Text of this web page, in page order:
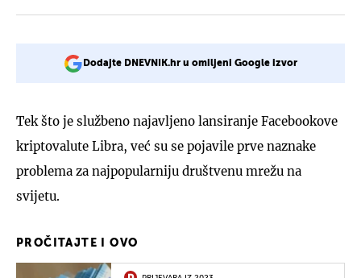
Dodajte DNEVNIK.hr u omiljeni Google izvor
Tek što je službeno najavljeno lansiranje Facebookove
kriptovalute Libra, već su se pojavile prve naznake
problema za najpopularniju društvenu mrežu na
svijetu.
PROČITAJTE I OVO